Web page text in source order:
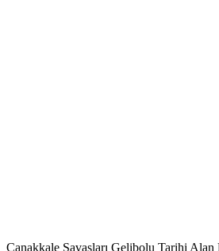
Çanakkale Savaşları Gelibolu Tarihi Alan